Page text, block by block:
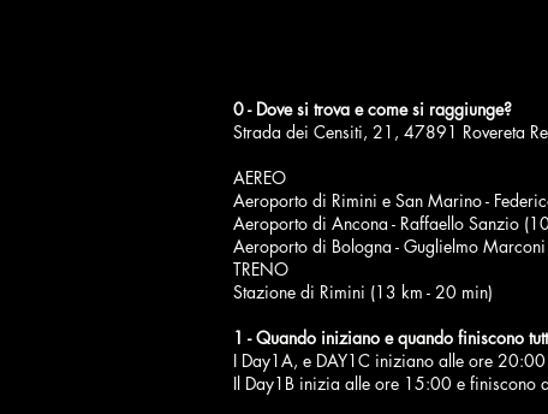
0 - Dove si trova e come si raggiunge?
Strada dei Censiti, 21, 47891 Rovereta
AEREO
Aeroporto di Rimini e San Marino -
Aeroporto di Ancona - Raffaello Sanzio
Aeroporto di Bologna - Guglielmo
TRENO
Stazione di Rimini (13 km - 20 min)
1 - Quando iniziano e quando finiscono
I Day1A, e DAY1C iniziano alle ore
Il Day1B inizia alle ore 15:00 e finiscono